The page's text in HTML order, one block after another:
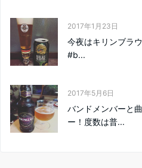
2017年1月23日
今夜はキリンブラ
#b...
2017年5月6日
バンドメンバーと
ー！度数は普...